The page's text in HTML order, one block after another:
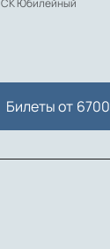
СК Юбилейный
Билеты от 6700